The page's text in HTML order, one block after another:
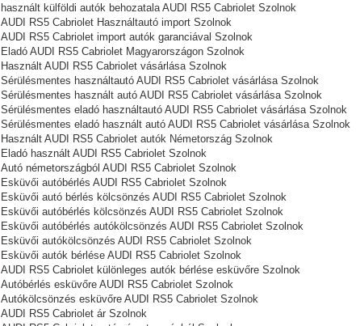
használt külföldi autók behozatala AUDI RS5 Cabriolet Szolnok
AUDI RS5 Cabriolet Használtautó import Szolnok
AUDI RS5 Cabriolet import autók garanciával Szolnok
Eladó AUDI RS5 Cabriolet Magyarországon‎ Szolnok
Használt AUDI RS5 Cabriolet vásárlása Szolnok
Sérülésmentes használtautó AUDI RS5 Cabriolet vásárlása Szolnok
Sérülésmentes használt autó AUDI RS5 Cabriolet vásárlása Szolnok
Sérülésmentes eladó használtautó AUDI RS5 Cabriolet vásárlása Szolnok
Sérülésmentes eladó használt autó AUDI RS5 Cabriolet vásárlása Szolnok
Használt AUDI RS5 Cabriolet autók Németország Szolnok
Eladó használt AUDI RS5 Cabriolet Szolnok
Autó németországból AUDI RS5 Cabriolet Szolnok
Esküvői autóbérlés AUDI RS5 Cabriolet Szolnok
Esküvői autó bérlés kölcsönzés AUDI RS5 Cabriolet Szolnok
Esküvői autóbérlés kölcsönzés AUDI RS5 Cabriolet Szolnok
Esküvői autóbérlés autókölcsönzés AUDI RS5 Cabriolet Szolnok
Esküvői autókölcsönzés AUDI RS5 Cabriolet Szolnok
Esküvői autók bérlése AUDI RS5 Cabriolet Szolnok
AUDI RS5 Cabriolet különleges autók bérlése esküvőre Szolnok
Autóbérlés esküvőre AUDI RS5 Cabriolet Szolnok
Autókölcsönzés esküvőre AUDI RS5 Cabriolet Szolnok
AUDI RS5 Cabriolet ár Szolnok